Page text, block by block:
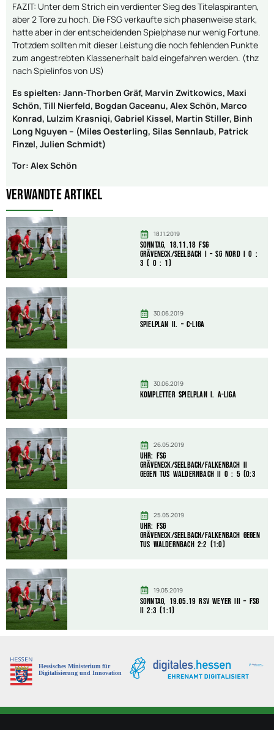
FAZIT: Unter dem Strich ein verdienter Sieg des Titelaspiranten,
aber 2 Tore zu hoch. Die FSG verkaufte sich phasenweise stark,
hatte aber in der entscheidenden Spielphase nur wenig Fortune.
Trotzdem sollten mit dieser Leistung die noch fehlenden Punkte
zum angestrebten Klassenerhalt bald eingefahren werden. (thz
nach Spielinfos von US)
Es spielten: Jann-Thorben Gräf, Marvin Zwitkowics, Maxi
Schön, Till Nierfeld, Bogdan Gaceanu, Alex Schön, Marco
Konrad, Lulzim Krasniqi, Gabriel Kissel, Martin Stiller, Binh
Long Nguyen – (Miles Oesterling, Silas Sennlaub, Patrick
Finzel, Julien Schmidt)
Tor: Alex Schön
Verwandte Artikel
18.11.2019
Sonntag, 18.11.18 FSG
Gräveneck/Seelbach I – SG Nord I 0 :
3 ( 0 : 1)
30.06.2019
Spielplan II. – C-Liga
30.06.2019
Kompletter Spielplan I. A-Liga
26.05.2019
Uhr: FSG
Gräveneck/Seelbach/Falkenbach II
gegen TuS Waldernbach II 0 : 5 (0:3
25.05.2019
Uhr: FSG
Gräveneck/Seelbach/Falkenbach gegen
TuS Waldernbach 2:2 (1:0)
19.05.2019
Sonntag, 19.05.19 RSV Weyer III – FSG
II 2:3 (1:1)